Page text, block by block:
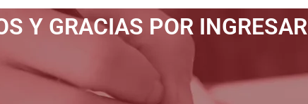
Y GRACIAS POR INGRESAR